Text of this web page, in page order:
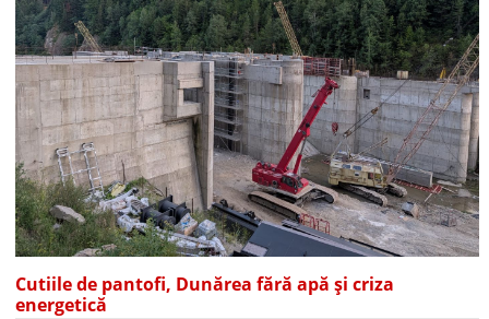
Cutiile de pantofi, Dunărea fără apă și criza
energetică